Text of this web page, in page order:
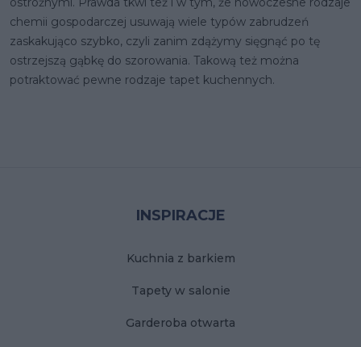
chemii gospodarczej usuwają wiele typów zabrudzeń
zaskakująco szybko, czyli zanim zdążymy sięgnąć po tę
ostrzejszą gąbkę do szorowania. Takową też można
potraktować pewne rodzaje tapet kuchennych.
INSPIRACJE
Kuchnia z barkiem
Tapety w salonie
Garderoba otwarta